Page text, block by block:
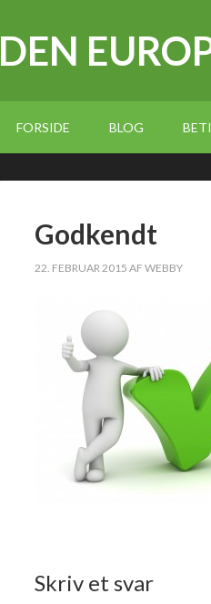
DEN
FORSIDE BLOG
Godkendt
22. FEBRUAR 2015 AF WEBBY
Skriv et svar